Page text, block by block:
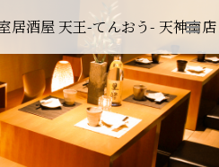
居酒屋 天王-てんおう- 天神南店